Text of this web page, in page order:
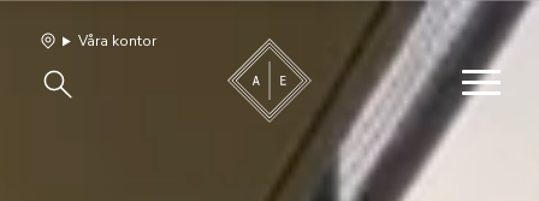
Våra hem
Våra kontor